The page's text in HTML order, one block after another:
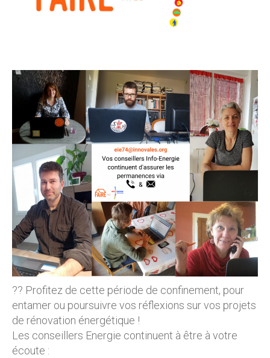
?? Profitez de cette période de confinement, pour
entamer ou poursuivre vos réflexions sur vos projets
de rénovation énergétique !
Les conseillers Energie continuent à être à votre
écoute :